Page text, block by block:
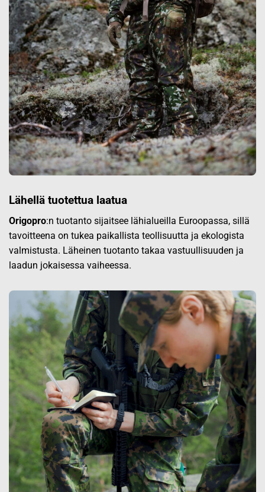
Lähellä tuotettua laatua
Origopro:n tuotanto sijaitsee lähialueilla Euroopassa, sillä
tavoitteena on tukea paikallista teollisuutta ja ekologista
valmistusta. Läheinen tuotanto takaa vastuullisuuden ja
laadun jokaisessa vaiheessa.